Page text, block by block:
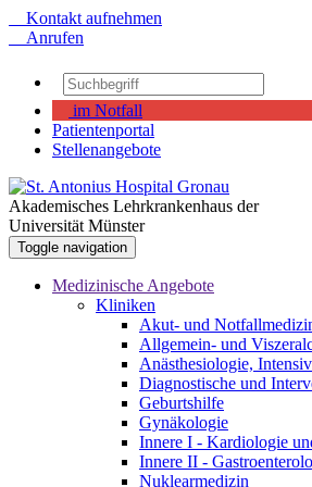
Kontakt aufnehmen
Anrufen
im Notfall
Patientenportal
Stellenangebote
Akademisches Lehrkrankenhaus der
Universität Münster
Toggle navigation
Medizinische Angebote
Kliniken
Akut- und
Allgemein- und
Anästhesiologie,
Diagnostische und
Geburtshilfe
Gynäkologie
Innere I - Kardiologie
Innere II -
Nuklearmedizin